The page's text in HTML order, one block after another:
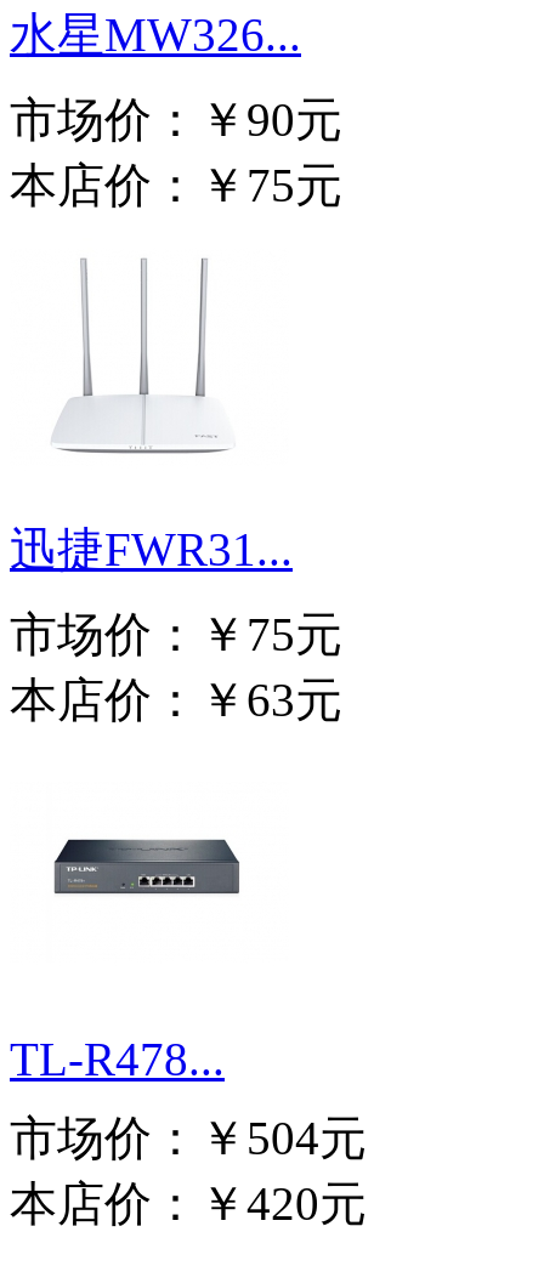
水星MW326...
市场价：
￥90元
本店价：
￥75元
迅捷FWR31...
市场价：
￥75元
本店价：
￥63元
TL-R478...
市场价：
￥504元
本店价：
￥420元